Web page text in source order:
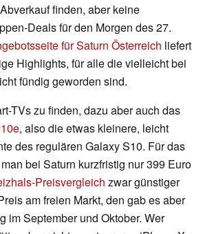
finden, aber keine
Deals für den Morgen des 27.
für Saturn Österreich liefert
Highlights, für alle die vielleicht bei
fündig geworden sind.
TVs zu finden, dazu aber auch das
, also die etwas kleinere, leicht
des regulären Galaxy S10. Für das
bei Saturn kurzfristig nur 399 Euro
Preisvergleich zwar günstiger
am freien Markt, den gab es aber
im September und Oktober. Wer